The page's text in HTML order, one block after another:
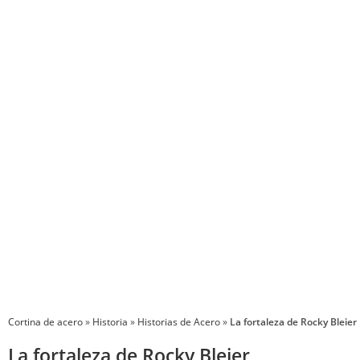
Cortina de acero» Historia » Historias de Acero» La fortaleza de Rocky Bleier